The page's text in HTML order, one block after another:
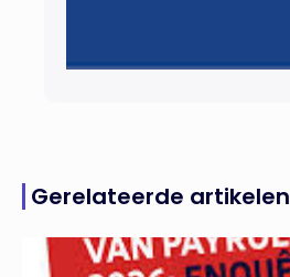
Gerelateerde artikelen